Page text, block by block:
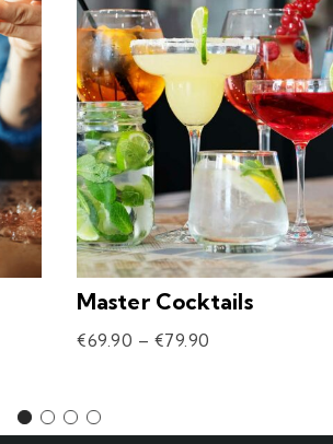
Master Cocktails
€69.90 – €79.90